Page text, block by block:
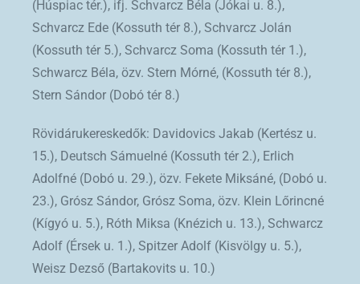
(Húspiac tér.), ifj. Schvarcz Béla (Jókai u. 8.),
Schvarcz Ede (Kossuth tér 8.), Schvarcz Jolán
(Kossuth tér 5.), Schvarcz Soma (Kossuth tér 1.),
Schwarcz Béla, özv. Stern Mórné, (Kossuth tér 8.),
Stern Sándor (Dobó tér 8.)
Rövidárukereskedők: Davidovics Jakab (Kertész u.
15.), Deutsch Sámuelné (Kossuth tér 2.), Erlich
Adolfné (Dobó u. 29.), özv. Fekete Miksáné, (Dobó u.
23.), Grósz Sándor, Grósz Soma, özv. Klein Lőrincné
(Kígyó u. 5.), Róth Miksa (Knézich u. 13.), Schwarcz
Adolf (Érsek u. 1.), Spitzer Adolf (Kisvölgy u. 5.),
Weisz Dezső (Bartakovits u. 10.)